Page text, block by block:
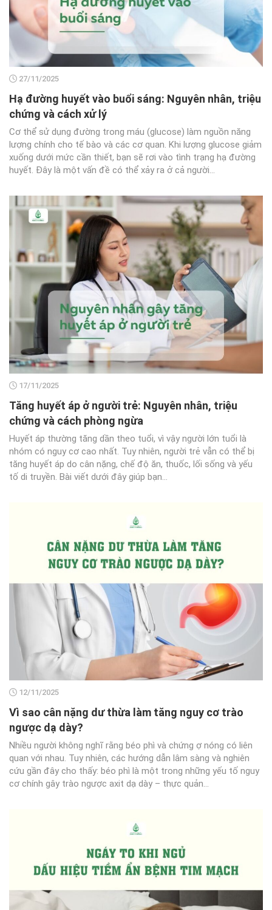
27/11/2025
Hạ đường huyết vào buổi sáng: Nguyên nhân, triệu
chứng và cách xử lý
Cơ thể sử dụng đường trong máu (glucose) làm nguồn năng
lượng chính cho tế bào và các cơ quan. Khi lượng glucose giảm
xuống dưới mức cần thiết, bạn sẽ rơi vào tình trạng hạ đường
huyết. Đây là một vấn đề có thể xảy ra ở cả người...
17/11/2025
Tăng huyết áp ở người trẻ: Nguyên nhân, triệu
chứng và cách phòng ngừa
Huyết áp thường tăng dần theo tuổi, vì vậy người lớn tuổi là
nhóm có nguy cơ cao nhất. Tuy nhiên, người trẻ vẫn có thể bị
tăng huyết áp do cân nặng, chế độ ăn, thuốc, lối sống và yếu
tố di truyền. Bài viết dưới đây giúp bạn...
12/11/2025
Vì sao cân nặng dư thừa làm tăng nguy cơ trào
ngược dạ dày?
Nhiều người không nghĩ rằng béo phì và chứng ợ nóng có liên
quan với nhau. Tuy nhiên, các hướng dẫn lâm sàng và nghiên
cứu gần đây cho thấy: béo phì là một trong những yếu tố nguy
cơ chính gây trào ngược axit dạ dày – thực quản...